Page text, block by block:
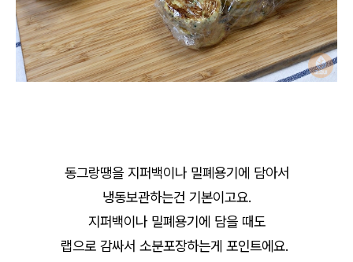
동그랑땡을 지퍼백이나 밀폐용기에 담아서
냉동보관하는건 기본이고요.
지퍼백이나 밀폐용기에 담을 때도
랩으로 감싸서 소분포장하는게 포인트에요.